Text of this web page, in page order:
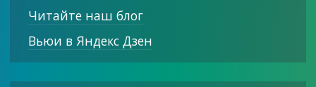
Читайте наш блог
Вьюи в Яндекс Дзен